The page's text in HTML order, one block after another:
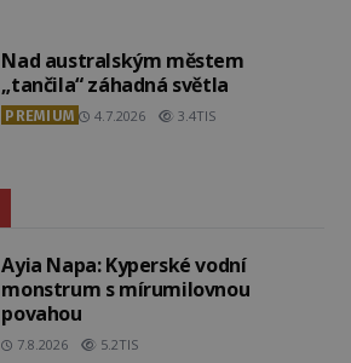
Nad australským městem
„tančila“ záhadná světla
PREMIUM 4.7.2026 3.4TIS
Ayia Napa: Kyperské vodní
monstrum s mírumilovnou
povahou
7.8.2026 5.2TIS